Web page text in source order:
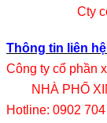
Cty
Thông tin liên hệ
Công ty cổ phần
NHÀ PHỐ
Hotline: 0902